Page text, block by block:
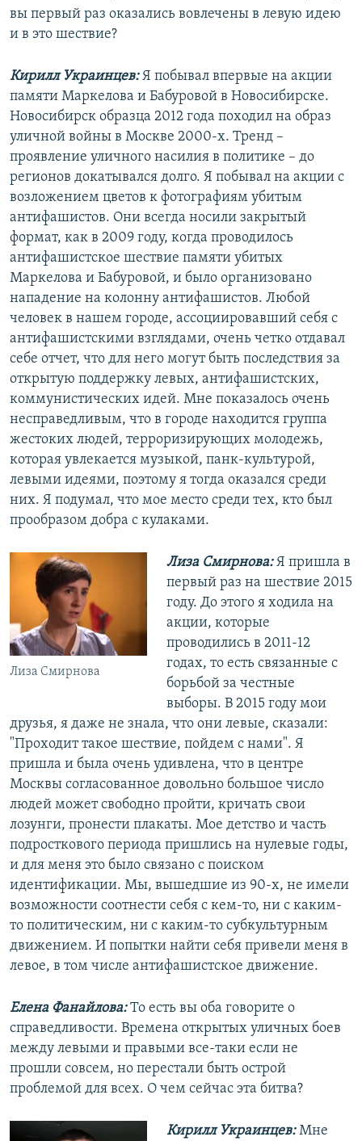
вы первый раз оказались вовлечены в левую идею
и в это шествие?
Кирилл Украинцев:Я побывал впервые на акции
памяти Маркелова и Бабуровой в Новосибирске.
Новосибирск образца 2012 года походил на образ
уличной войны в Москве 2000-х. Тренд –
проявление уличного насилия в политике – до
регионов докатывался долго. Я побывал на акции с
возложением цветов к фотографиям убитым
антифашистов. Они всегда носили закрытый
формат, как в 2009 году, когда проводилось
антифашистское шествие памяти убитых
Маркелова и Бабуровой, и было организовано
нападение на колонну антифашистов. Любой
человек в нашем городе, ассоциировавший себя с
антифашистскими взглядами, очень четко отдавал
себе отчет, что для него могут быть последствия за
открытую поддержку левых, антифашистских,
коммунистических идей. Мне показалось очень
несправедливым, что в городе находится группа
жестоких людей, терроризирующих молодежь,
которая увлекается музыкой, панк-культурой,
левыми идеями, поэтому я тогда оказался среди
них. Я подумал, что мое место среди тех, кто был
прообразом добра с кулаками.
Лиза Смирнова
Лиза Смирнова:Я пришла в
первый раз на шествие 2015
году. До этого я ходила на
акции, которые
проводились в 2011-12
годах, то есть связанные с
борьбой за честные
выборы. В 2015 году мои
друзья, я даже не знала, что они левые, сказали:
"Проходит такое шествие, пойдем с нами". Я
пришла и была очень удивлена, что в центре
Москвы согласованное довольно большое число
людей может свободно пройти, кричать свои
лозунги, пронести плакаты. Мое детство и часть
подросткового периода пришлись на нулевые годы,
и для меня это было связано с поиском
идентификации. Мы, вышедшие из 90-х, не имели
возможности соотнести себя с кем-то, ни с каким-
то политическим, ни с каким-то субкультурным
движением. И попытки найти себя привели меня в
левое, в том числе антифашистское движение.
Елена Фанайлова:То есть вы оба говорите о
справедливости. Времена открытых уличных боев
между левыми и правыми все-таки если не
прошли совсем, но перестали быть острой
проблемой для всех. О чем сейчас эта битва?
Кирилл Украинцев:Мне